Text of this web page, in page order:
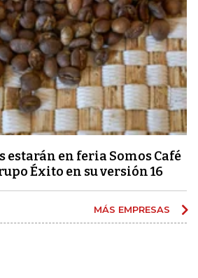
estarán en feria Somos Café
Éxito en su versión 16
MÁS EMPRESAS